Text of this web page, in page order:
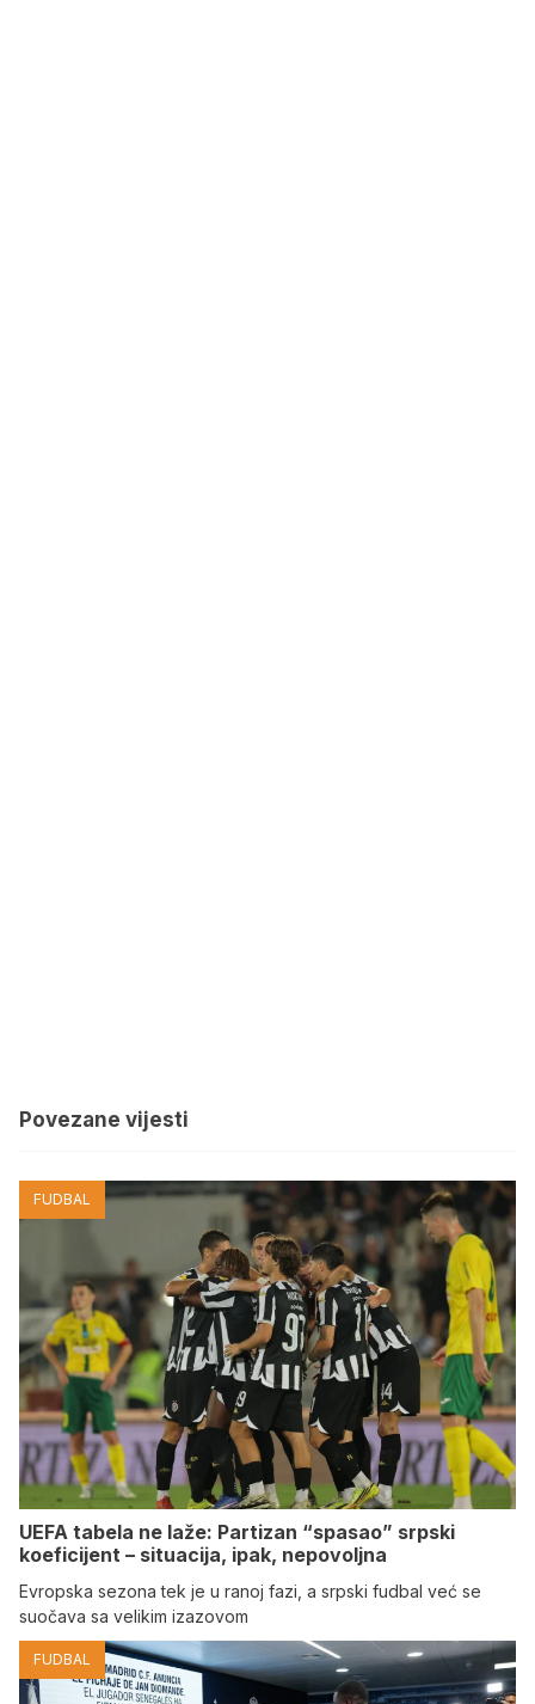
Povezane vijesti
FUDBAL
UEFA tabela ne laže: Partizan “spasao” srpski
koeficijent – situacija, ipak, nepovoljna
Evropska sezona tek je u ranoj fazi, a srpski fudbal već se
suočava sa velikim izazovom
FUDBAL